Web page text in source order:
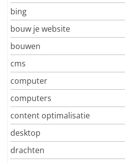
bing
bouw je website
bouwen
cms
computer
computers
content optimalisatie
desktop
drachten